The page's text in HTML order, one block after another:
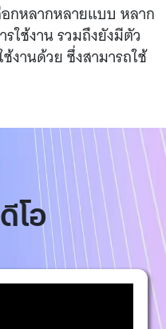
กหลากหลายแบบ หลาก
ใช้งาน รวมถึงยังมีตัว
งานด้วย ซึ่งสามารถใช้
โอ